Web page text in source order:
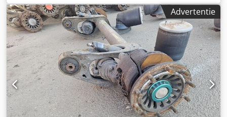
Advertentie